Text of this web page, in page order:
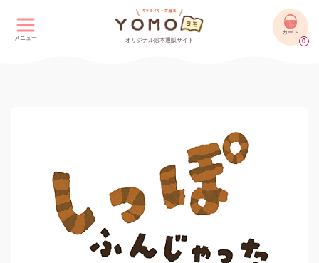
メニュー オリジナル絵本通販サイト
カート
0